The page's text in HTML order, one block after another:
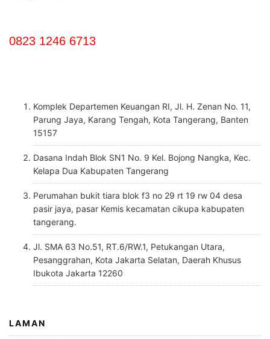
0823 1246 6713
Komplek Departemen Keuangan RI, Jl. H. Zenan No. 11,
Parung Jaya, Karang Tengah, Kota Tangerang, Banten
15157
Dasana Indah Blok SN1 No. 9 Kel. Bojong Nangka, Kec.
Kelapa Dua Kabupaten Tangerang
Perumahan bukit tiara blok f3 no 29 rt 19 rw 04 desa
pasir jaya, pasar Kemis kecamatan cikupa kabupaten
tangerang.
Jl. SMA 63 No.51, RT.6/RW.1, Petukangan Utara,
Pesanggrahan, Kota Jakarta Selatan, Daerah Khusus
Ibukota Jakarta 12260
LAMAN